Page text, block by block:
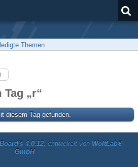
Themen
„r“
diesem Tag gefunden.
4.0.12, entwickelt von WoltLab®
GmbH